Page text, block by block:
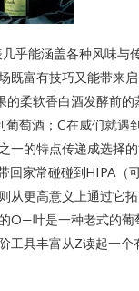
乎能涵盖各种风味与
既富有技巧又能带来启
的柔软香白酒发酵前的
葡萄酒；C在威们就遇
一的特点传递成选择
回家常碰碰到HIPA（
从更高意义上通过它
O—叶是一种老式的葡
工具丰富从Z读起一个